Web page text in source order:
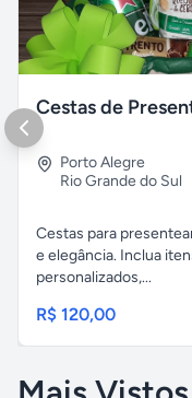
Porto Alegre
Rio Grande do Sul
Cestas para
e elegância. Inclua
personalizados,...
R$ 120,00